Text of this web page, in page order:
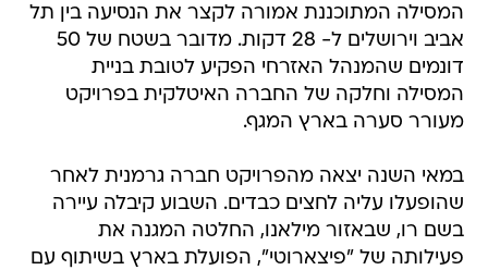
המסילה המתוכננת אמורה לקצר את הנסיעה בין תל
אביב וירושלים ל- 28 דקות. מדובר בשטח של 50
דונמים שהמנהל האזרחי הפקיע לטובת בניית
המסילה וחלקה של החברה האיטלקית בפרויקט
מעורר סערה בארץ המגף.
במאי השנה יצאה מהפרויקט חברה גרמנית לאחר
שהופעלו עליה לחצים כבדים. השבוע קיבלה עיירה
בשם רו, שבאזור מילאנו, החלטה המגנה את
פעילותה של "פיצארוטי", הפועלת בארץ בשיתוף עם